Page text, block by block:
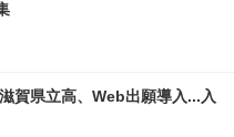
賀県立高、Web出願導入...入